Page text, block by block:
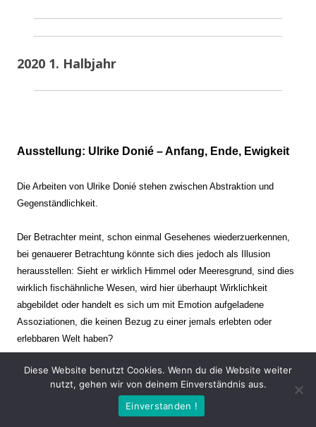
2020 1. Halbjahr
Ausstellung: Ulrike Donié – Anfang, Ende, Ewigkeit
Die Arbeiten von Ulrike Donié stehen zwischen Abstraktion und
Gegenständlichkeit.
Der Betrachter meint, schon einmal Gesehenes wiederzuerkennen,
bei genauerer Betrachtung könnte sich dies jedoch als Illusion
herausstellen: Sieht er wirklich Himmel oder Meeresgrund, sind dies
wirklich fischähnliche Wesen, wird hier überhaupt Wirklichkeit
abgebildet oder handelt es sich um mit Emotion aufgeladene
Assoziationen, die keinen Bezug zu einer jemals erlebten oder
erlebbaren Welt haben?
Verharren und Dynamik stehen sich dabei gegenüber. Zeit steht still
oder verrinnt im Nu. Es soll dabei eine Spannung, auch farblich, bis
zur Schmerzgrenze erzeugt werden. Die Arbeiten stellen ambivalente
Diese Website benutzt Cookies. Wenn du die Website weiter
nutzt, gehen wir von deinem Einverständnis aus.
Einverstanden !